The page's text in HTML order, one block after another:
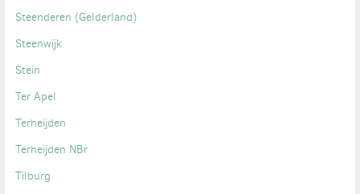
Steenderen (Gelderland)
Steenwijk
Stein
Ter Apel
Terheijden
Terheijden NBr
Tilburg